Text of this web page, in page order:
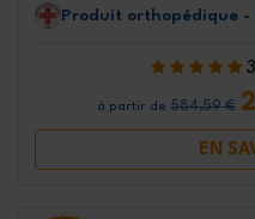
Produit orthopédique -
à partir de 584,59 €
EN